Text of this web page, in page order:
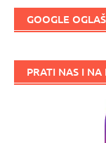
GOOGLE
PRATI NAS I NA